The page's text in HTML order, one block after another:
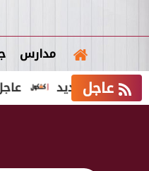
مدارس
عاجلعاجل.. تنسيق العلاج الطبيعي 2026.. الحد